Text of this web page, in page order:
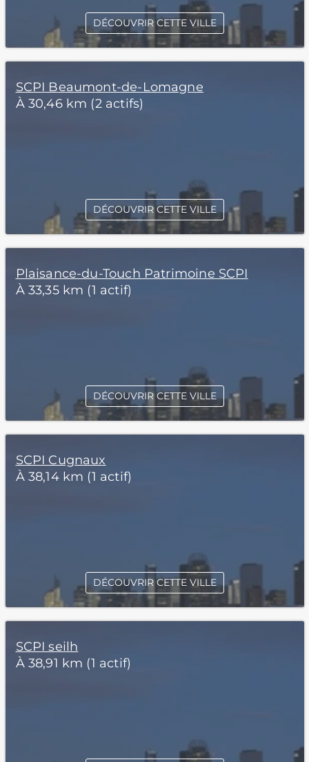
DÉCOUVRIR CETTE VILLE
SCPI Beaumont-de-Lomagne
À 30,46 km (2 actifs)
DÉCOUVRIR CETTE VILLE
Plaisance-du-Touch Patrimoine SCPI
À 33,35 km (1 actif)
DÉCOUVRIR CETTE VILLE
SCPI Cugnaux
À 38,14 km (1 actif)
DÉCOUVRIR CETTE VILLE
SCPI seilh
À 38,91 km (1 actif)